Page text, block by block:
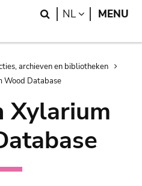
Search
NL LANGUAGE
MENU
archieven en bibliotheken
Wood Database
Xylarium